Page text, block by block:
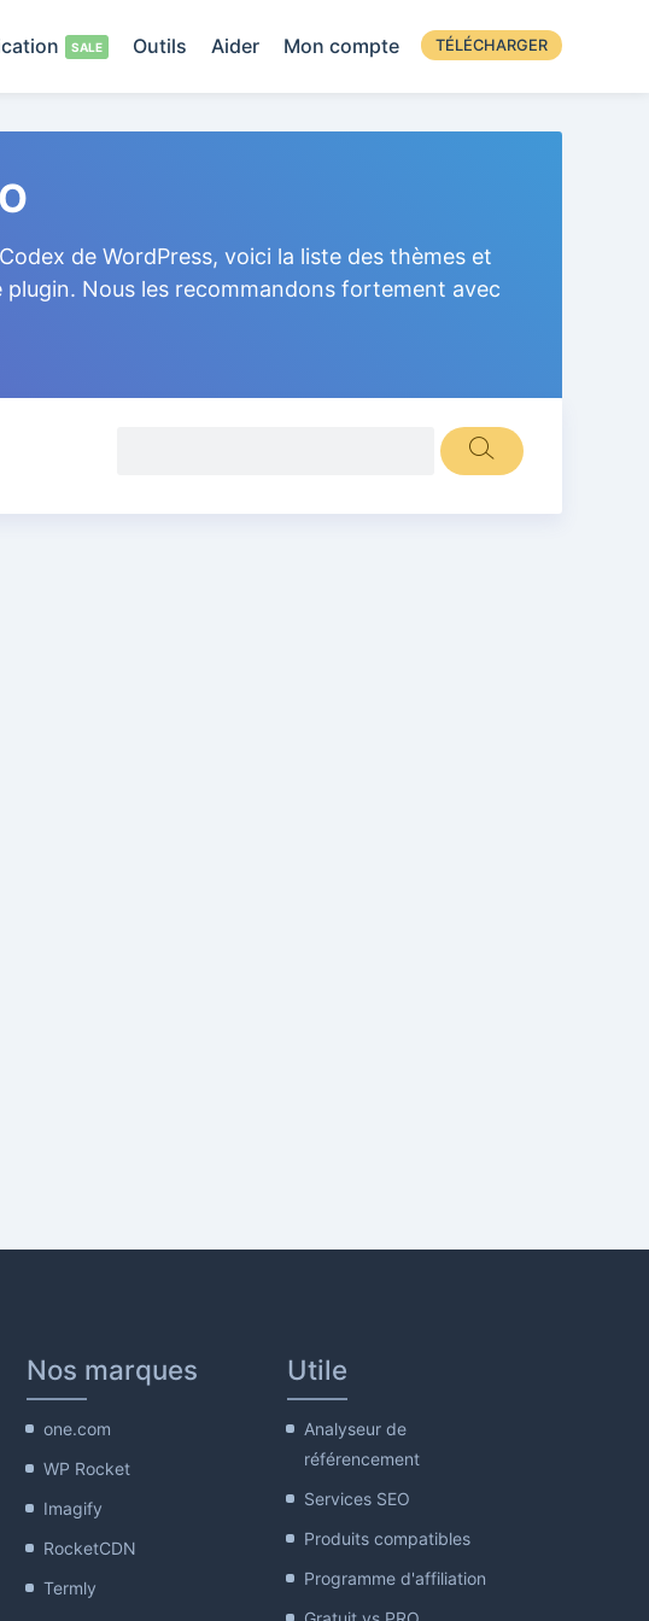
Outils Aider Mon compte TÉLÉCHARGER
de WordPress, voici la liste des thèmes et
Nous les recommandons fortement avec
Nos marques
one.com
WP Rocket
Imagify
RocketCDN
Termly
Utile
Analyseur de
référencement
Services SEO
Produits compatibles
Programme d'affiliation